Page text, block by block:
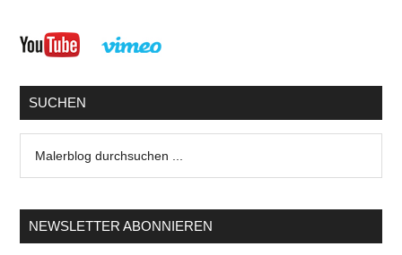
Seitenspalte
SUCHEN
durchsuchen
NEWSLETTER ABONNIEREN